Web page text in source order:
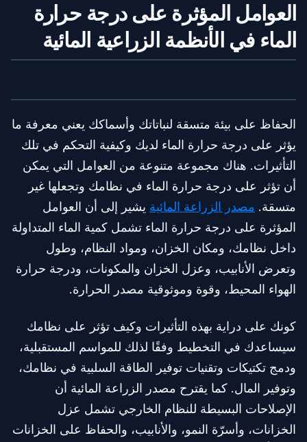
العوامل المؤثرة على درجة حرارة
الماء في الأنظمة الزراعية المائية
الحفاظ على بيئة متسقة لنباتاتك وأسماكك يعني معرفة ما
يؤثر على درجة حرارة الماء لديك وكيفية التحكم في تلك
التأثيرات. هناك مجموعة متنوعة من العوامل التي يمكن
أن تؤثر على درجة حرارة الماء في نظامك وتجعلها غير
متسقة. مصدر الزراعة المائية يشير إلى أن العوامل
المؤثرة على درجة حرارة الماء تشمل كمية الماء المتداولة
داخل نظامك، ومكان الخزان، ومواد النظام، وطول
وتعرض الأنابيب، وعزل الخزان والمكونات، ودرجة حرارة
الهواء المحيط، وقوة وموثوقية مصدر الحرارة.
كونك على دراية بهذه التأثيرات وكيف تؤثر على نظامك
سيساعدك في التخطيط وفقًا لذلك للمواسم المستقبلية،
ودمج تكتيكات وتقنيات توفير الطاقة السلبية في نظامك،
وتوفير المال. كما يقترح مصدر الزراعة المائية أن
الإصلاحات البسيطة للنظام الخارجي تشمل عزل
الخزانات، وأسرّة النمو، والأنابيب، والحفاظ على الخزانات